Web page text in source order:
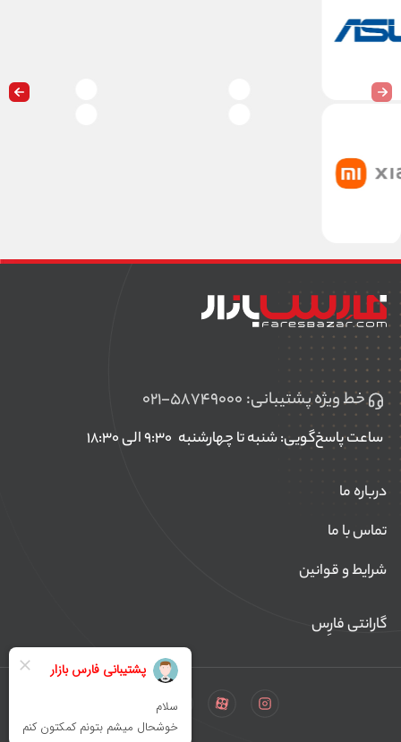
خط ویژه پشتیبانی: ۰۲۱-۵۸۷۴۹۰۰۰
ساعت پاسخ‌گویی: شنبه تا چهارشنبه
درباره ما
تماس با ما
شرایط و قوانین
گارانتی فارِس